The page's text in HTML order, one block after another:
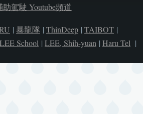
駕駛 Youtube頻道
| 暴龍隊 | ThinDeep | TAIBOT |
LEE School | LEE, Shih-yuan | Haru Tel |